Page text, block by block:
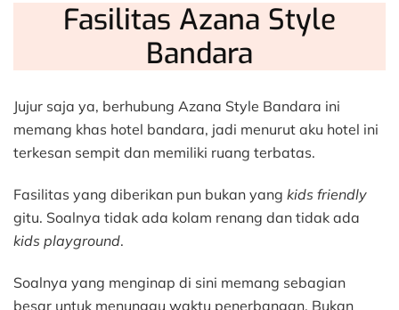
Fasilitas Azana Style
Bandara
Jujur saja ya, berhubung Azana Style Bandara ini
memang khas hotel bandara, jadi menurut aku hotel ini
terkesan sempit dan memiliki ruang terbatas.
Fasilitas yang diberikan pun bukan yang kids friendly
gitu. Soalnya tidak ada kolam renang dan tidak ada
kids playground.
Soalnya yang menginap di sini memang sebagian
besar untuk menunggu waktu penerbangan. Bukan